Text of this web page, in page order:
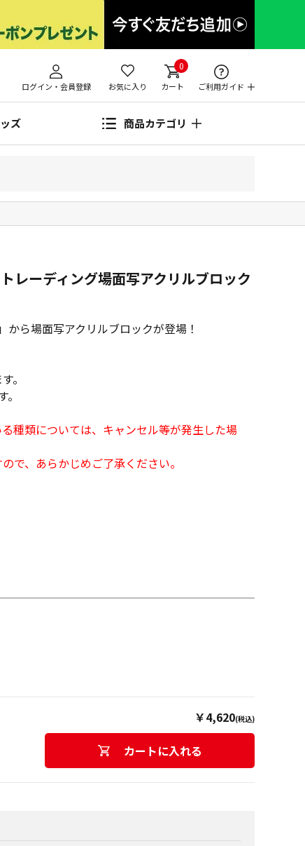
ログイン・会員登録 お気に入り
0
カート ご利用ガイド
ズ 商品カテゴリ
レーディング場面写アクリルブロック
ら場面写アクリルブロックが登場！
。
種類については、キャンセル等が発生した場
で、あらかじめご了承ください。
￥4,620(税込)
カートに入れる